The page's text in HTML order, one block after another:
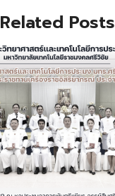
Related Posts